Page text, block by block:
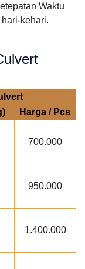
Waktu
kehari.
Harga / Pcs
700.000
950.000
1.400.000